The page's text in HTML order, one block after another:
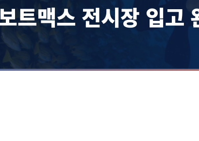
트맥스 전시장 입고